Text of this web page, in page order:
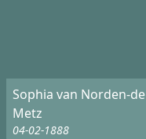
Sophia van Norden-de
Metz
04-02-1888